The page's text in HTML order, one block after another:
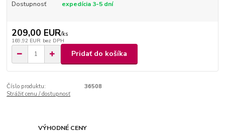
Dostupnosť expedícia 3-5 dní
209,00 EUR/ks
169,92 EUR bez DPH
Pridať do košíka
Číslo produktu:
36508
Strážiť cenu / dostupnosť
VÝHODNÉ CENY